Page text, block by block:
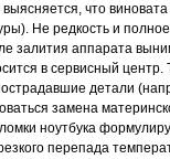
что
Не редкость и
залития аппарата
в сервисный
детали
замена
ноутбука
перепада